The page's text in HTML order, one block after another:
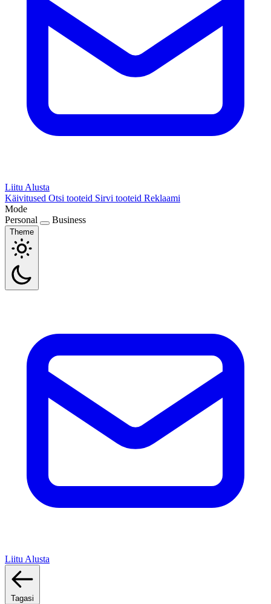
Liitu Alusta
Käivitused Otsi tooteid Sirvi tooteid Reklaami
Mode
Personal
Business
Theme
Liitu Alusta
Tagasi